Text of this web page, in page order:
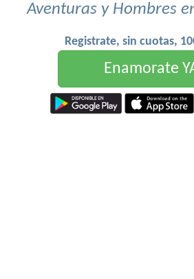
Aventuras y Hombres
Registrate, sin cuotas,
Enamorate